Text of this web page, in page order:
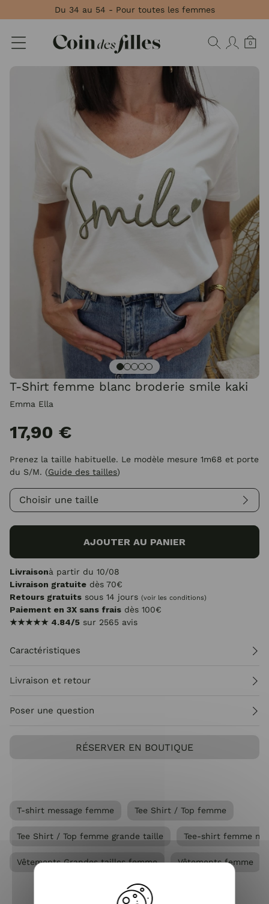
Du 34 au 54 - Pour toutes les femmes
0
T-Shirt femme blanc broderie smile kaki
Emma Ella
17,90 €
Prenez la taille habituelle. Le modèle mesure 1m68 et porte
du S/M. (Guide des tailles)
Choisir une taille
AJOUTER AU PANIER
Livraisonà partir du 10/08
Livraison gratuite dès 70€
Retours gratuits sous 14 jours (voir les conditions)
Paiement en 3X sans frais dès 100€
★★★★★ 4.84/5 sur 2565 avis
Caractéristiques
Livraison et retour
Poser une question
RÉSERVER EN BOUTIQUE
T-shirt message femme Tee Shirt / Top femme
Tee Shirt / Top femme grande taille Tee-shirt femme
Vêtements Grandes tailles femme Vêtements femme
Panneau de gestion des cookies